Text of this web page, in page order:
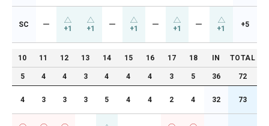
SC ー +1 +1 ー +1 ー +1 ー +1 +5
10 11 12 13 14 15 16 17 18 IN TOTAL
5 4 4 3 4 4 4 3 5 36 72
4 3 3 3 5 4 4 2 4 32 73